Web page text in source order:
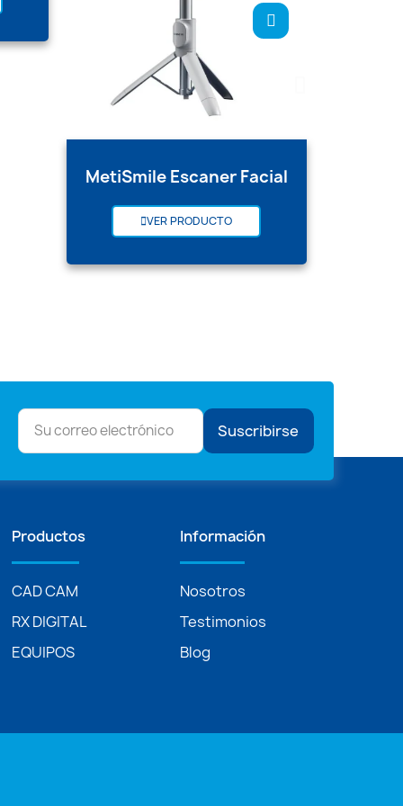
MetiSmile Escaner Facial
VER PRODUCTO
Suscribirse
Productos
CAD CAM
RX DIGITAL
EQUIPOS
Información
Nosotros
Testimonios
Blog